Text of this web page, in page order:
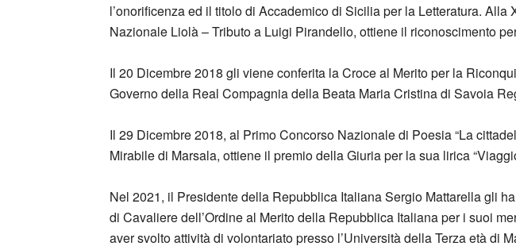
l’onorificenza ed il titolo di Accademico di Sicilia per la Letteratura. Alla
Nazionale Liolà – Tributo a Luigi Pirandello, ottiene il riconoscimento
Il 20 Dicembre 2018 gli viene conferita la Croce al Merito per la
Governo della Real Compagnia della Beata Maria Cristina di Savoia
Il 29 Dicembre 2018, al Primo Concorso Nazionale di Poesia “La
Mirabile di Marsala, ottiene il premio della Giuria per la sua lirica
Nel 2021, il Presidente della Repubblica Italiana Sergio Mattarella gli
di Cavaliere dell’Ordine al Merito della Repubblica Italiana per i suoi
aver svolto attività di volontariato presso l’Università della Terza età di